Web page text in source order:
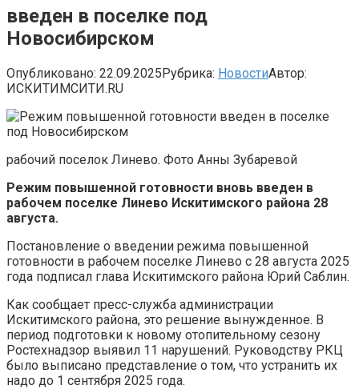
введен в поселке под
Новосибирском
Опубликовано: 22.09.2025Рубрика: НовостиАвтор:
ИСКИТИМСИТИ.RU
рабочий поселок Линево. Фото Анны Зубаревой
Режим повышенной готовности вновь введен в
рабочем поселке Линево Искитимского района 28
августа.
Постановление о введении режима повышенной
готовности в рабочем поселке Линево с 28 августа 2025
года подписал глава Искитимского района Юрий Саблин.
Как сообщает пресс-служба администрации
Искитимского района, это решение вынужденное. В
период подготовки к новому отопительному сезону
Ростехнадзор выявил 11 нарушений. Руководству РКЦ
было выписано представление о том, что устранить их
надо до 1 сентября 2025 года.